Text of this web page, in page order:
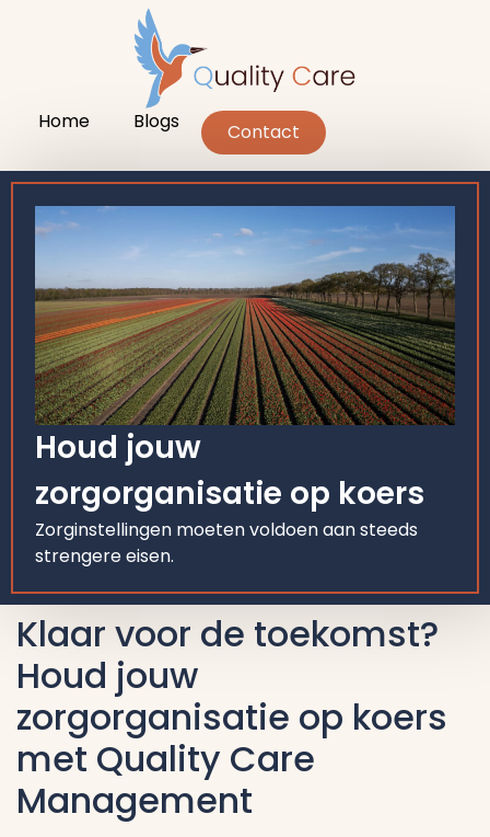
Home Blogs Contact
Houd jouw
zorgorganisatie op koers
Zorginstellingen moeten voldoen aan steeds
strengere eisen.
Klaar voor de toekomst?
Houd jouw
zorgorganisatie op koers
met Quality Care
Management